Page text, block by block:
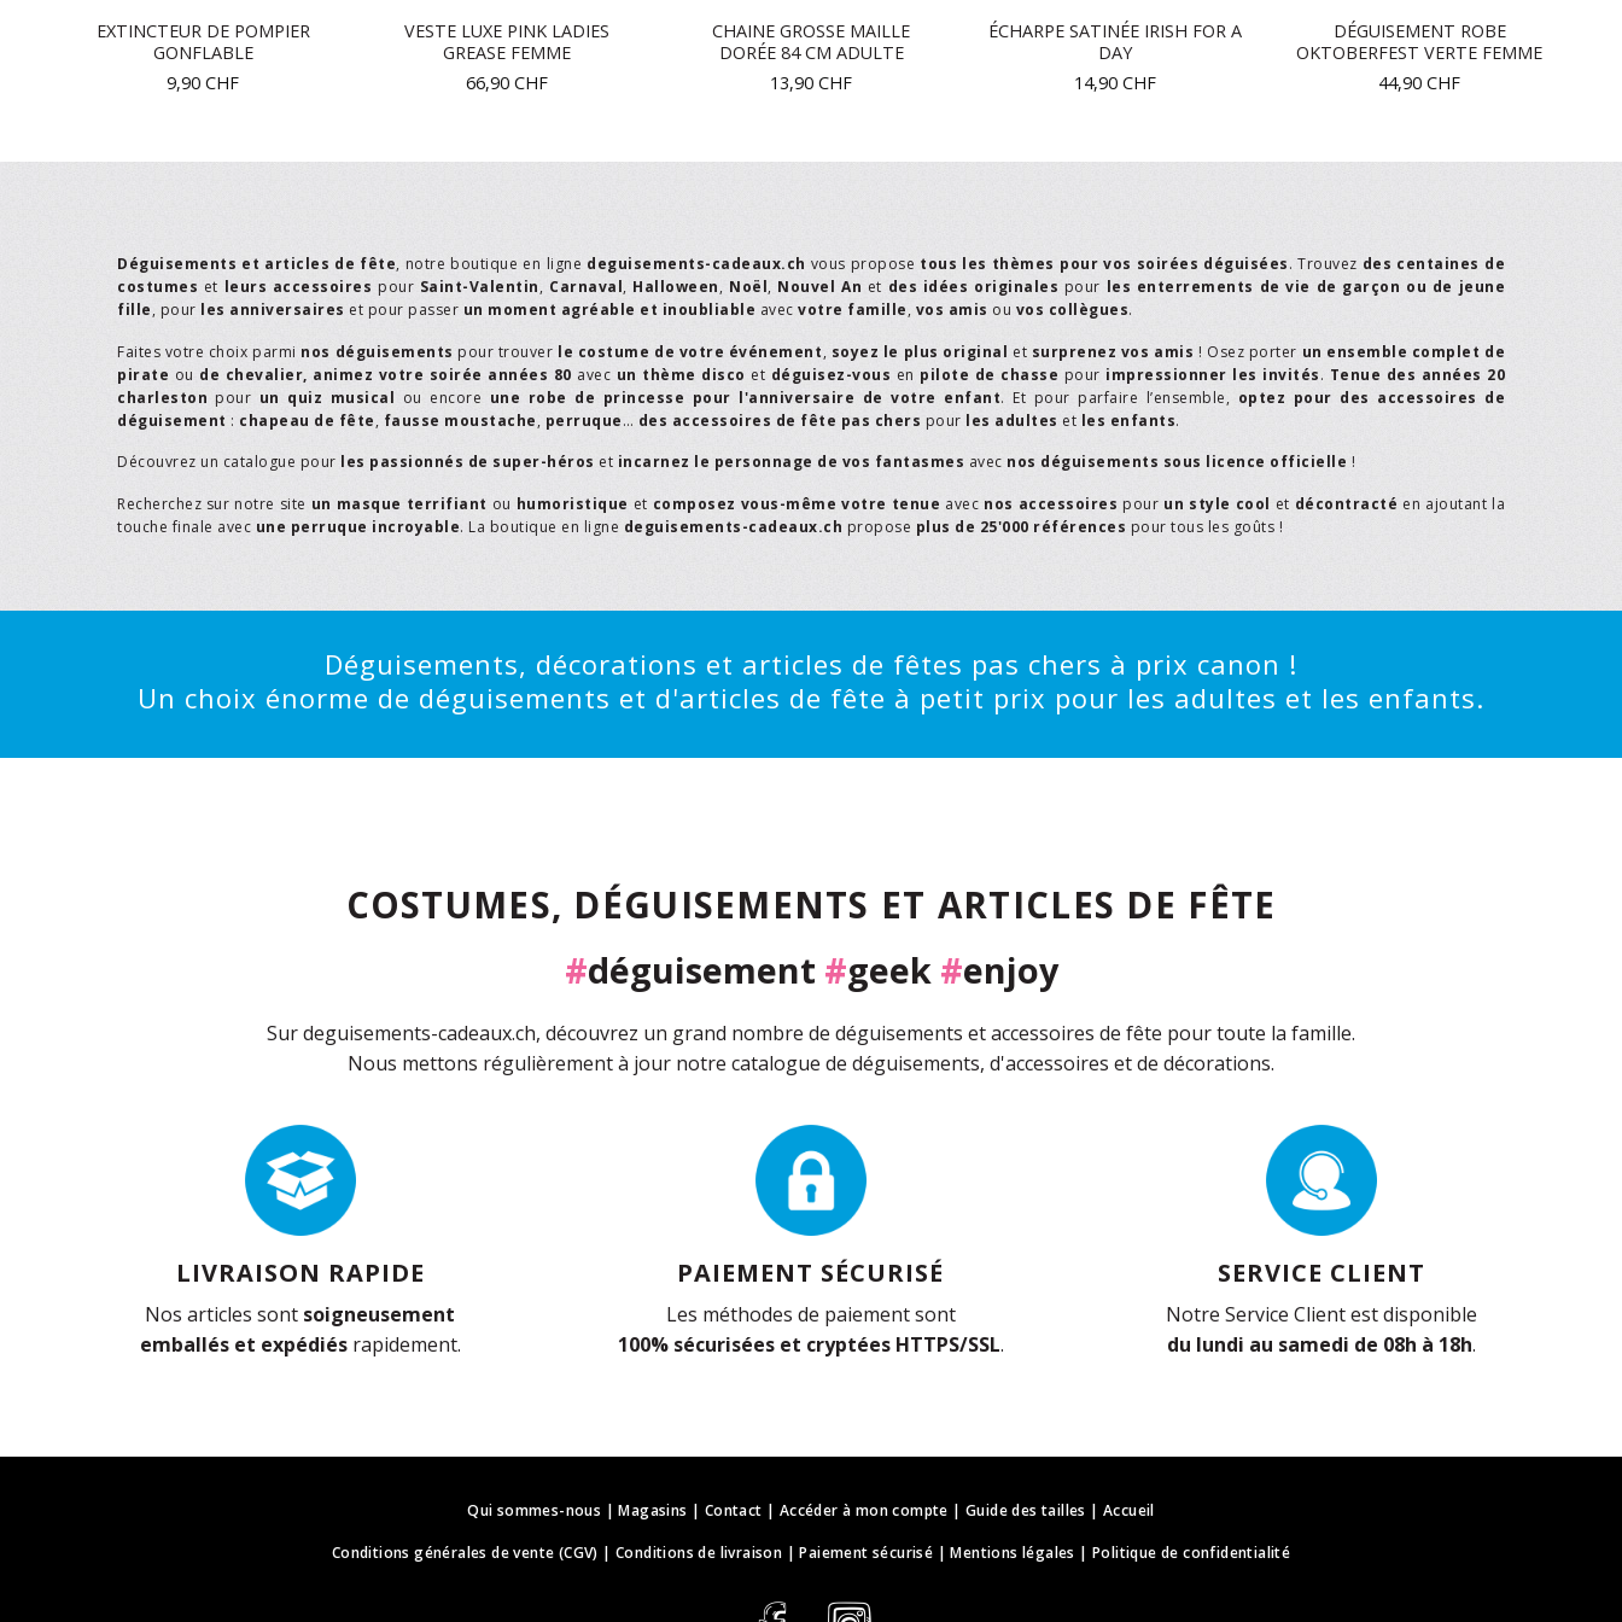
EXTINCTEUR DE POMPIER
GONFLABLE
9,90 CHF
VESTE LUXE PINK LADIES
GREASE FEMME
66,90 CHF
CHAINE GROSSE MAILLE
DORÉE 84 CM ADULTE
13,90 CHF
ÉCHARPE SATINÉE IRISH FOR A
DAY
14,90 CHF
DÉGUISEMENT ROBE
OKTOBERFEST VERTE FEMME
44,90 CHF
Déguisements et articles de fête, notre boutique en ligne deguisements-cadeaux.ch vous propose tous les thèmes pour vos soirées déguisées. Trouvez des centaines de
costumes et leurs accessoires pour Saint-Valentin, Carnaval, Halloween, Noël, Nouvel An et des idées originales pour les enterrements de vie de garçon ou de jeune
fille, pour les anniversaires et pour passer un moment agréable et inoubliable avec votre famille, vos amis ou vos collègues.
Faites votre choix parmi nos déguisements pour trouver le costume de votre événement, soyez le plus original et surprenez vos amis ! Osez porter un ensemble complet de
pirate ou de chevalier, animez votre soirée années 80 avec un thème disco et déguisez-vous en pilote de chasse pour impressionner les invités. Tenue des années 20
charleston pour un quiz musical ou encore une robe de princesse pour l'anniversaire de votre enfant. Et pour parfaire l’ensemble, optez pour des accessoires de
déguisement : chapeau de fête, fausse moustache, perruque… des accessoires de fête pas chers pour les adultes et les enfants.
Découvrez un catalogue pour les passionnés de super-héros et incarnez le personnage de vos fantasmes avec nos déguisements sous licence officielle !
Recherchez sur notre site un masque terrifiant ou humoristique et composez vous-même votre tenue avec nos accessoires pour un style cool et décontracté en ajoutant la
touche finale avec une perruque incroyable. La boutique en ligne deguisements-cadeaux.ch propose plus de 25'000 références pour tous les goûts !
Déguisements, décorations et articles de fêtes pas chers à prix canon !
Un choix énorme de déguisements et d'articles de fête à petit prix pour les adultes et les enfants.
COSTUMES, DÉGUISEMENTS ET ARTICLES DE FÊTE
#déguisement #geek #enjoy
Sur deguisements-cadeaux.ch, découvrez un grand nombre de déguisements et accessoires de fête pour toute la famille.
Nous mettons régulièrement à jour notre catalogue de déguisements, d'accessoires et de décorations.
LIVRAISON RAPIDE
Nos articles sont soigneusement
emballés et expédiésrapidement.
PAIEMENT SÉCURISÉ
Les méthodes de paiement sont
100% sécurisées et cryptées HTTPS/SSL.
SERVICE CLIENT
Notre Service Client est disponible
du lundi au samedi de 08h à 18h.
Qui sommes-nous |Magasins | Contact | Accéder à mon compte |Guide des tailles |Accueil
Conditions générales de vente (CGV) | Conditions de livraison |Paiement sécurisé |Mentions légales |Politique de confidentialité